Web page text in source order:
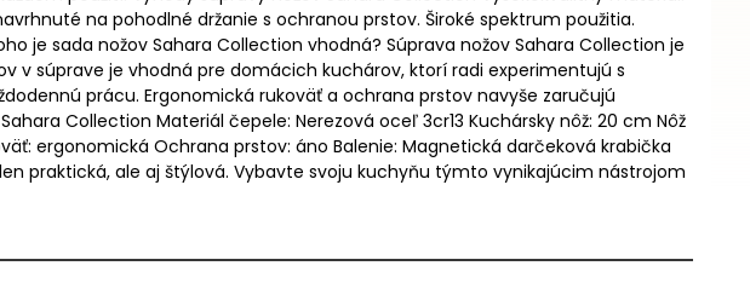
na pohodlné držanie s ochranou prstov. Široké spektrum použitia.
je sada nožov Sahara Collection vhodná? Súprava nožov Sahara Collection je
v súprave je vhodná pre domácich kuchárov, ktorí radi experimentujú s
prácu. Ergonomická rukoväť a ochrana prstov navyše zaručujú
Collection Materiál čepele: Nerezová oceľ 3cr13 Kuchársky nôž: 20 cm Nôž
ergonomická Ochrana prstov: áno Balenie: Magnetická darčeková krabička
praktická, ale aj štýlová. Vybavte svoju kuchyňu týmto vynikajúcim nástrojom